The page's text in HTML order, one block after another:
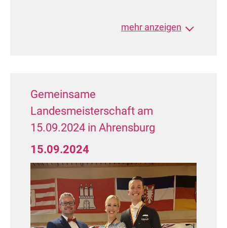
mehr anzeigen
Gemeinsame
Landesmeisterschaft am
15.09.2024 in Ahrensburg
15.09.2024